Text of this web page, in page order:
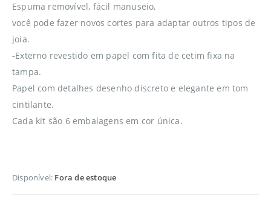
Espuma removível, fácil manuseio,
você pode fazer novos cortes para adaptar outros tipos de
joia.
-Externo revestido em papel com fita de cetim fixa na
tampa.
Papel com detalhes desenho discreto e elegante em tom
cintilante.
Cada kit são 6 embalagens em cor única.
Disponível: Fora de estoque